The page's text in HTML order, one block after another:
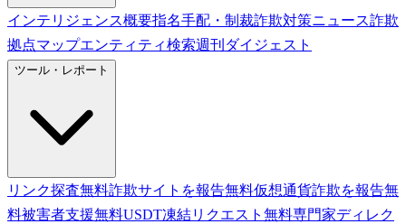
インテリジェンス概要指名手配・制裁詐欺対策ニュース詐欺
拠点マップエンティティ検索週刊ダイジェスト
ツール・レポート
リンク探査無料詐欺サイトを報告無料仮想通貨詐欺を報告無
料被害者支援無料USDT凍結リクエスト 無料専門家ディレク